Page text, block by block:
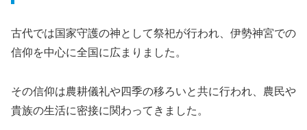
古代では国家守護の神として祭祀が行われ、伊勢神宮での
信仰を中心に全国に広まりました。
その信仰は農耕儀礼や四季の移ろいと共に行われ、農民や
貴族の生活に密接に関わってきました。